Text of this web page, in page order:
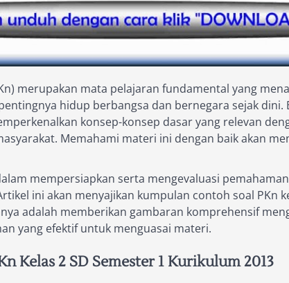
merupakan mata pelajaran fundamental yang
hidup berbangsa dan bernegara sejak dini.
konsep-konsep dasar yang relevan
Memahami materi ini dengan baik akan
mempersiapkan serta mengevaluasi
ini akan menyajikan kumpulan contoh soal PKn
adalah memberikan gambaran komprehensif
yang efektif untuk menguasai materi.
Kelas 2 SD Semester 1 Kurikulum 2013